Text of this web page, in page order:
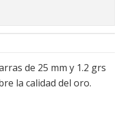
de 25 mm y 1.2 grs
la calidad del oro.